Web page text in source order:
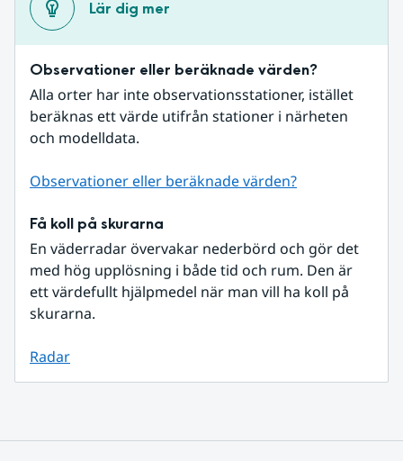
Lär dig mer
Observationer eller beräknade värden?
Alla orter har inte observationsstationer, istället
beräknas ett värde utifrån stationer i närheten
och modelldata.
Observationer eller beräknade värden?
Få koll på skurarna
En väderradar övervakar nederbörd och gör det
med hög upplösning i både tid och rum. Den är
ett värdefullt hjälpmedel när man vill ha koll på
skurarna.
Radar